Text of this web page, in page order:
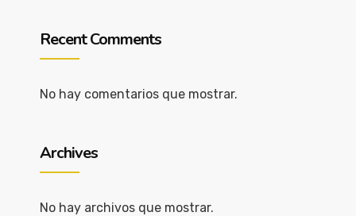
Recent Comments
No hay comentarios que mostrar.
Archives
No hay archivos que mostrar.